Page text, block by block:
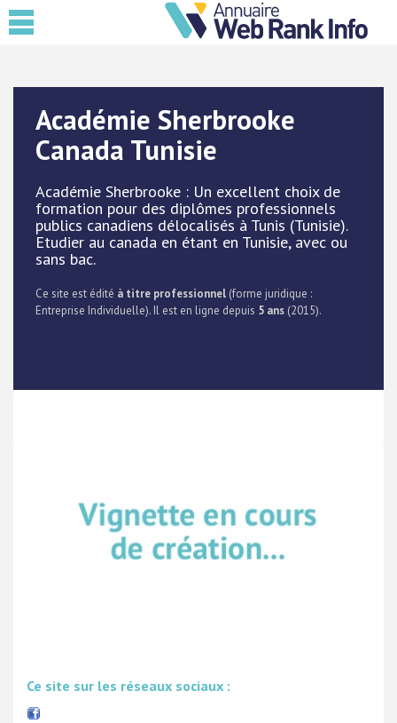
Académie Sherbrooke
Canada Tunisie
Académie Sherbrooke : Un excellent choix de
formation pour des diplômes professionnels
publics canadiens délocalisés à Tunis (Tunisie).
Etudier au canada en étant en Tunisie, avec ou
sans bac.
Ce site est édité à titre professionnel (forme juridique :
Entreprise Individuelle). Il est en ligne depuis 5 ans (2015).
Ce site sur les réseaux sociaux :